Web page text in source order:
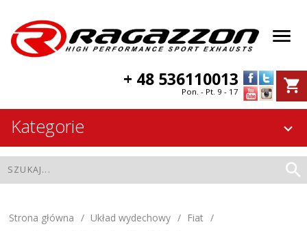
+ 48 536110013
Pon. - Pt. 9 - 17
Kategorie
Strona główna Układ wydechowy
Fiat